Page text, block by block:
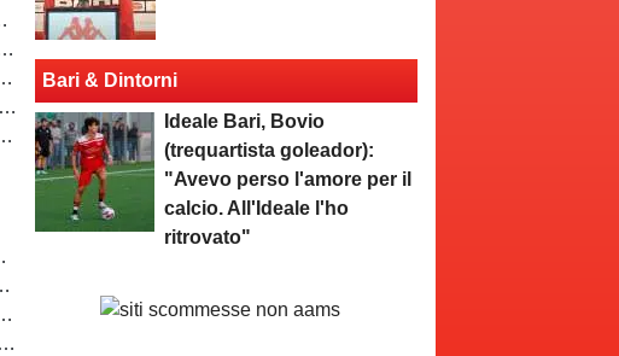
Bari & Dintorni
Ideale Bari, Bovio
(trequartista goleador):
"Avevo perso l'amore per il
calcio. All'Ideale l'ho
ritrovato"